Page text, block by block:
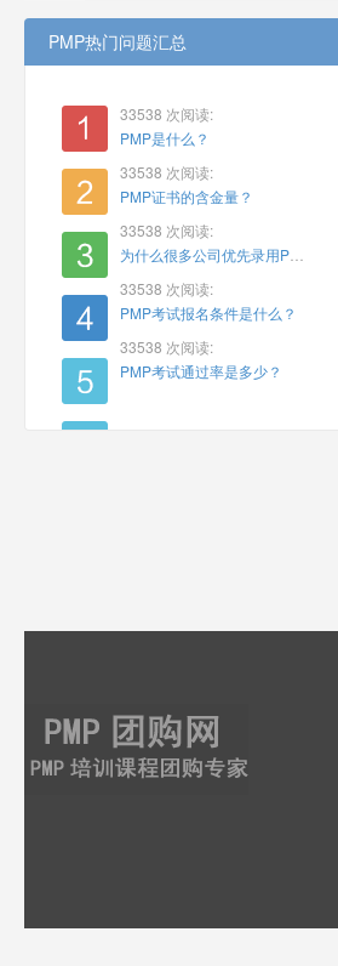
PMP热门问题汇总
33538 次阅读:
PMP是什么？
33538 次阅读:
PMP证书的含金量？
33538 次阅读:
为什么很多公司优先录用PMP？
33538 次阅读:
PMP考试报名条件是什么？
33538 次阅读:
PMP考试通过率是多少？